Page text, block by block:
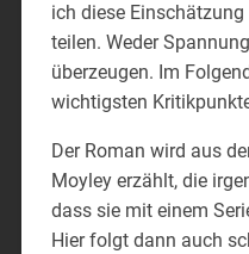
ich diese
teilen. Weder
überzeugen. Im
wichtigsten
Der Roman wird aus
Moyley erzählt, die
dass sie mit einem
Hier folgt dann auch